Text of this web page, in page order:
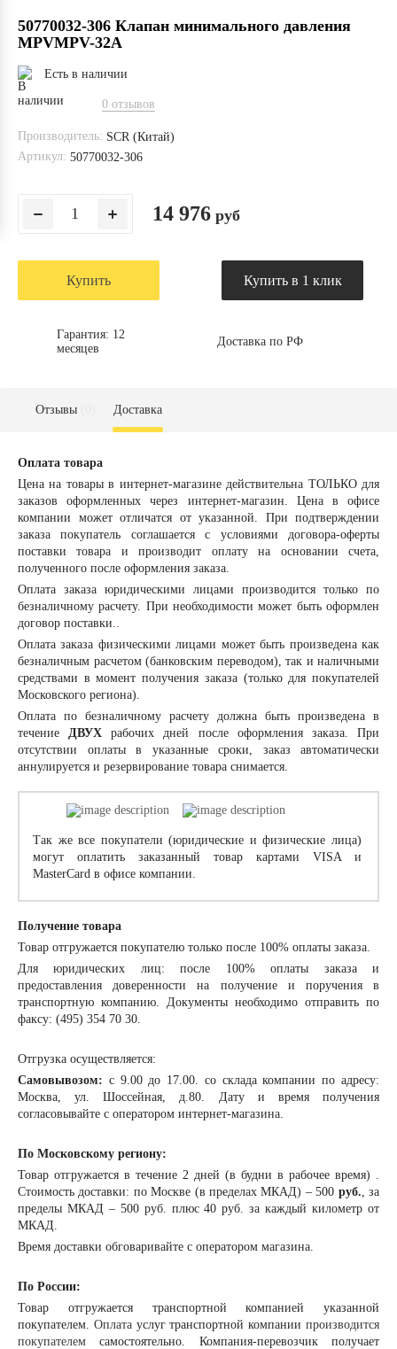
50770032-306 Клапан минимального давления
MPVMPV-32A
Есть в наличии
0 отзывов
Производитель: SCR (Китай)
Артикул: 50770032-306
14 976 руб
Купить Купить в 1 клик
Гарантия: 12
месяцев
Доставка по РФ
Отзывы Доставка
Оплата товара
Цена на товары в интернет-магазине действительна ТОЛЬКО для
заказов оформленных через интернет-магазин. Цена в офисе
компании может отличатся от указанной. При подтверждении
заказа покупатель соглашается с условиями договора-оферты
поставки товара и производит оплату на основании счета,
полученного после оформления заказа.
Оплата заказа юридическими лицами производится только по
безналичному расчету. При необходимости может быть оформлен
договор поставки..
Оплата заказа физическими лицами может быть произведена как
безналичным расчетом (банковским переводом), так и наличными
средствами в момент получения заказа (только для покупателей
Московского региона).
Оплата по безналичному расчету должна быть произведена в
течениеДВУХ рабочих дней после оформления заказа. При
отсутствии оплаты в указанные сроки, заказ автоматически
аннулируется и резервирование товара снимается.
Так же все покупатели (юридические и физические лица)
могут оплатить заказанный товар картами VISA и
MasterCard в офисе компании.
Получение товара
Товар отгружается покупателю только после 100% оплаты заказа.
Для юридических лиц: после 100% оплаты заказа и
предоставления доверенности на получение и поручения в
транспортную компанию. Документы необходимо отправить по
факсу: (495) 354 70 30.
Отгрузка осуществляется:
Самовывозом: с 9.00 до 17.00. со склада компании по адресу:
Москва, ул. Шоссейная, д.80. Дату и время получения
согласовывайте с оператором интернет-магазина.
По Московскому региону:
Товар отгружается в течение 2 дней (в будни в рабочее время) .
Стоимость доставки: по Москве (в пределах МКАД) – 500 руб., за
пределы МКАД – 500 руб. плюс 40 руб. за каждый километр от
МКАД.
Время доставки обговаривайте с оператором магазина.
По России:
Товар отгружается транспортной компанией указанной
покупателем. Оплатауслуг транспортной компаниипроизводится
покупателем самостоятельно. Компания-перевозчик получает